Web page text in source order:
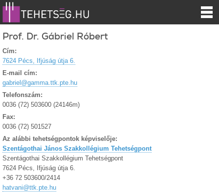
Prof. Dr. Gábriel Róbert
Cím:
7624 Pécs, Ifjúság útja 6.
E-mail cím:
gabriel@gamma.ttk.pte.hu
Telefonszám:
0036 (72) 503600 (24146m)
Fax:
0036 (72) 501527
Az alábbi tehetségpontok képviselője:
Szentágothai János Szakkollégium Tehetségpont
Szentágothai Szakkollégium Tehetségpont
7624 Pécs, Ifjúság útja 6.
+36 72 503600/2414
hatvani@ttk.pte.hu